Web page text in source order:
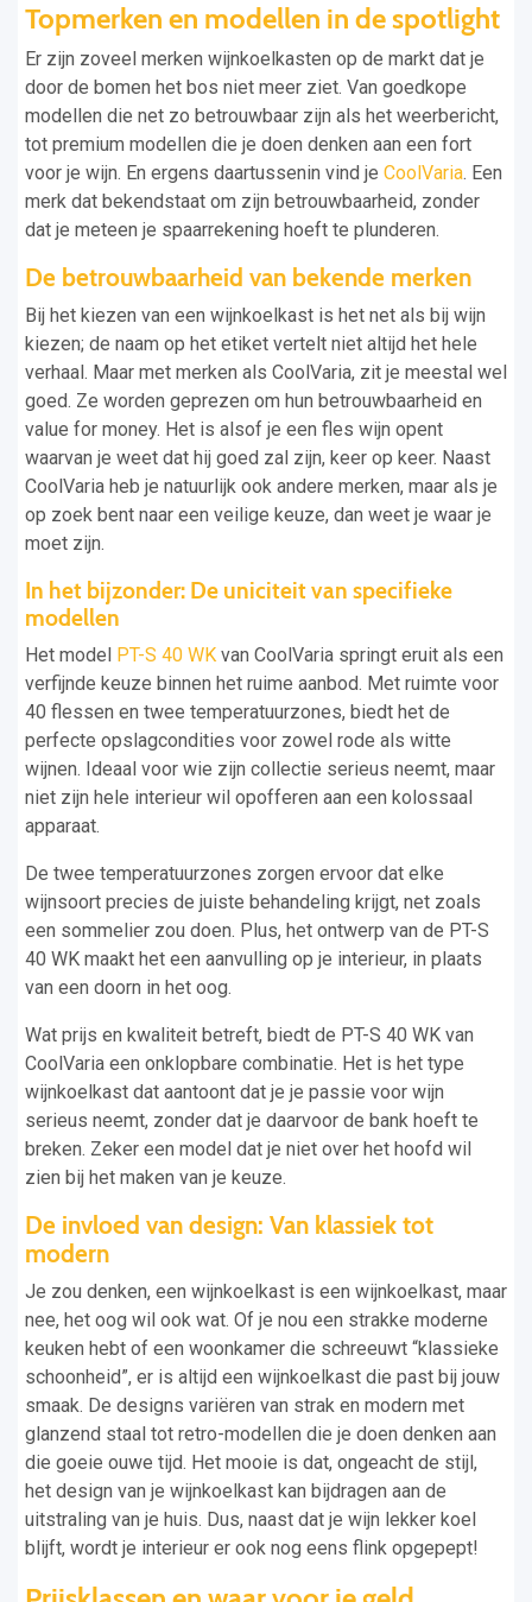
Topmerken en modellen in de spotlight
Er zijn zoveel merken wijnkoelkasten op de markt dat je
door de bomen het bos niet meer ziet. Van goedkope
modellen die net zo betrouwbaar zijn als het weerbericht,
tot premium modellen die je doen denken aan een fort
voor je wijn. En ergens daartussenin vind je CoolVaria. Een
merk dat bekendstaat om zijn betrouwbaarheid, zonder
dat je meteen je spaarrekening hoeft te plunderen.
De betrouwbaarheid van bekende merken
Bij het kiezen van een wijnkoelkast is het net als bij wijn
kiezen; de naam op het etiket vertelt niet altijd het hele
verhaal. Maar met merken als CoolVaria, zit je meestal wel
goed. Ze worden geprezen om hun betrouwbaarheid en
value for money. Het is alsof je een fles wijn opent
waarvan je weet dat hij goed zal zijn, keer op keer. Naast
CoolVaria heb je natuurlijk ook andere merken, maar als je
op zoek bent naar een veilige keuze, dan weet je waar je
moet zijn.
In het bijzonder: De uniciteit van specifieke
modellen
Het model PT-S 40 WK van CoolVaria springt eruit als een
verfijnde keuze binnen het ruime aanbod. Met ruimte voor
40 flessen en twee temperatuurzones, biedt het de
perfecte opslagcondities voor zowel rode als witte
wijnen. Ideaal voor wie zijn collectie serieus neemt, maar
niet zijn hele interieur wil opofferen aan een kolossaal
apparaat.
De twee temperatuurzones zorgen ervoor dat elke
wijnsoort precies de juiste behandeling krijgt, net zoals
een sommelier zou doen. Plus, het ontwerp van de PT-S
40 WK maakt het een aanvulling op je interieur, in plaats
van een doorn in het oog.
Wat prijs en kwaliteit betreft, biedt de PT-S 40 WK van
CoolVaria een onklopbare combinatie. Het is het type
wijnkoelkast dat aantoont dat je je passie voor wijn
serieus neemt, zonder dat je daarvoor de bank hoeft te
breken. Zeker een model dat je niet over het hoofd wil
zien bij het maken van je keuze.
De invloed van design: Van klassiek tot
modern
Je zou denken, een wijnkoelkast is een wijnkoelkast, maar
nee, het oog wil ook wat. Of je nou een strakke moderne
keuken hebt of een woonkamer die schreeuwt “klassieke
schoonheid”, er is altijd een wijnkoelkast die past bij jouw
smaak. De designs variëren van strak en modern met
glanzend staal tot retro-modellen die je doen denken aan
die goeie ouwe tijd. Het mooie is dat, ongeacht de stijl,
het design van je wijnkoelkast kan bijdragen aan de
uitstraling van je huis. Dus, naast dat je wijn lekker koel
blijft, wordt je interieur er ook nog eens flink opgepept!